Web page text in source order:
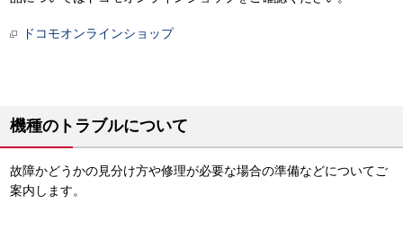
ドコモオンラインショップ
機種のトラブルについて
故障かどうかの見分け方や修理が必要な場合の準備などについてご
案内します。